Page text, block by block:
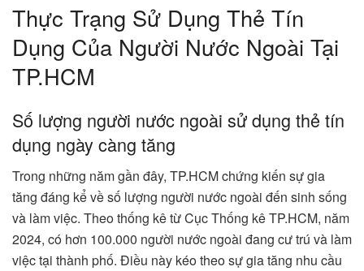
Thực Trạng Sử Dụng Thẻ Tín
Dụng Của Người Nước Ngoài Tại
TP.HCM
Số lượng người nước ngoài sử dụng thẻ tín
dụng ngày càng tăng
Trong những năm gần đây, TP.HCM chứng kiến sự gia
tăng đáng kể về số lượng người nước ngoài đến sinh sống
và làm việc. Theo thống kê từ Cục Thống kê TP.HCM, năm
2024, có hơn 100.000 người nước ngoài đang cư trú và làm
việc tại thành phố. Điều này kéo theo sự gia tăng nhu cầu